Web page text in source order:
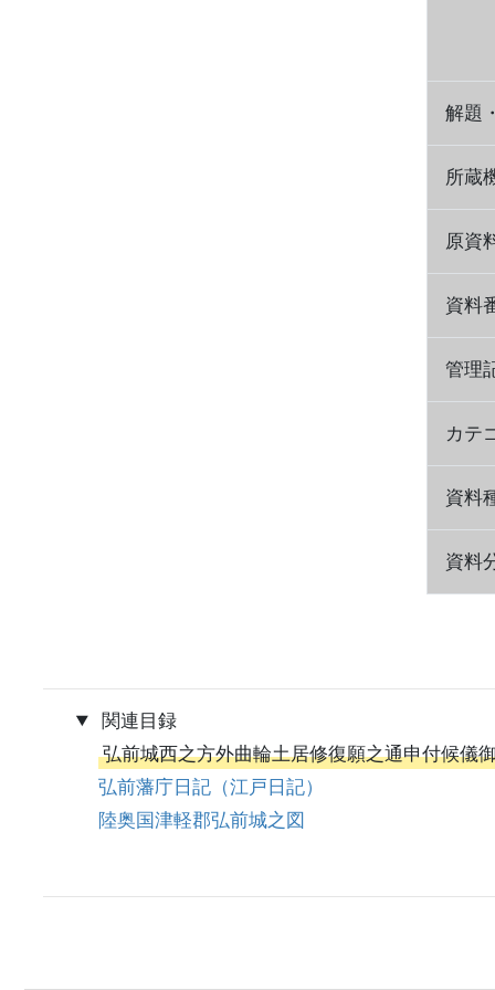
解題
所蔵
原資
資料
管理
カテ
資料
資料
関連目録
弘前城西之方外曲輪土居修復願之通申付候儀
弘前藩庁日記（江戸日記）
陸奥国津軽郡弘前城之図